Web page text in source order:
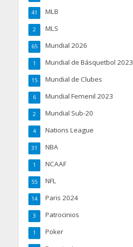
MLB
41
MLS
2
Mundial 2026
65
Mundial de Básquetbol 2023
1
Mundial de Clubes
15
Mundial Femenil 2023
6
Mundial Sub-20
2
Nations League
4
NBA
31
NCAAF
1
NFL
55
Paris 2024
14
Patrocinios
3
Poker
1